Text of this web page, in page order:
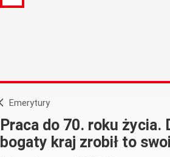
Emerytury
Praca do 70. roku życia.
bogaty kraj zrobił to